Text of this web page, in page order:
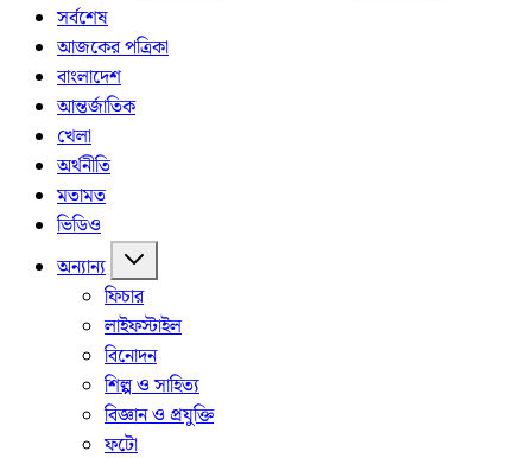
সর্বশেষ
আজকের পত্রিকা
বাংলাদেশ
আন্তর্জাতিক
খেলা
অর্থনীতি
মতামত
ভিডিও
অন্যান্য
ফিচার
লাইফস্টাইল
বিনোদন
শিল্প ও সাহিত্য
বিজ্ঞান ও প্রযুক্তি
ফটো